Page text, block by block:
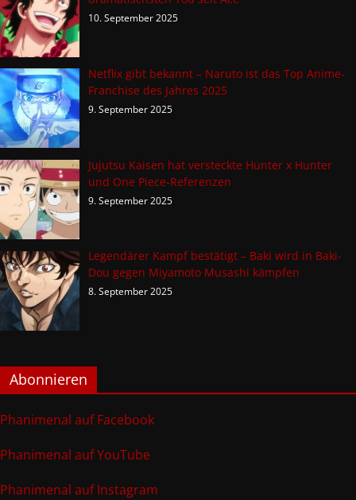
10. September 2025
Netflix gibt bekannt – Naruto ist das Top Anime-
Franchise des Jahres 2025
9. September 2025
Jujutsu Kaisen hat versteckte Hunter x Hunter
und One Piece-Referenzen
9. September 2025
Legendärer Kampf bestätigt – Baki wird in Baki-
Dou gegen Miyamoto Musashi kämpfen
8. September 2025
Abonnieren
Phanimenal auf Facebook
Phanimenal auf YouTube
Phanimenal auf Instagram